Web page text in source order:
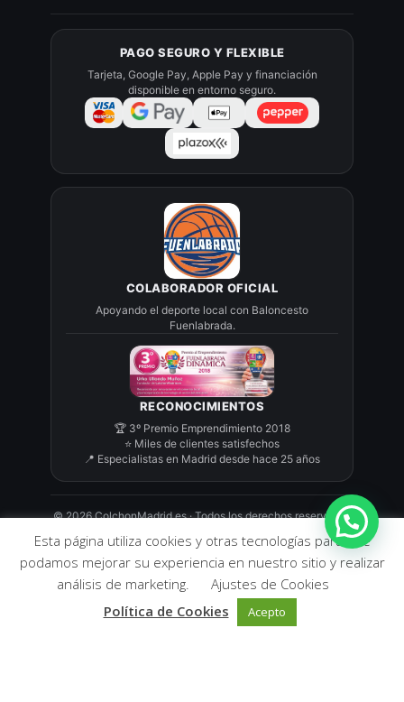
PAGO SEGURO Y FLEXIBLE
Tarjeta, Google Pay, Apple Pay y financiación
disponible en entorno seguro.
COLABORADOR OFICIAL
Apoyando el deporte local con Baloncesto
Fuenlabrada.
RECONOCIMIENTOS
🏆 3º Premio Emprendimiento 2018
⭐ Miles de clientes satisfechos
📍 Especialistas en Madrid desde hace 25 años
©2026ColchonMadrid.es · Todos los derechos reservados
2026 - Colchón Tienda de descanso Fuenlabrada (Madrid) -
Esta página utiliza cookies y otras tecnologías para que
podamos mejorar su experiencia en nuestro sitio y realizar
análisis de marketing.
Ajustes de Cookies
Política de Cookies
Acepto